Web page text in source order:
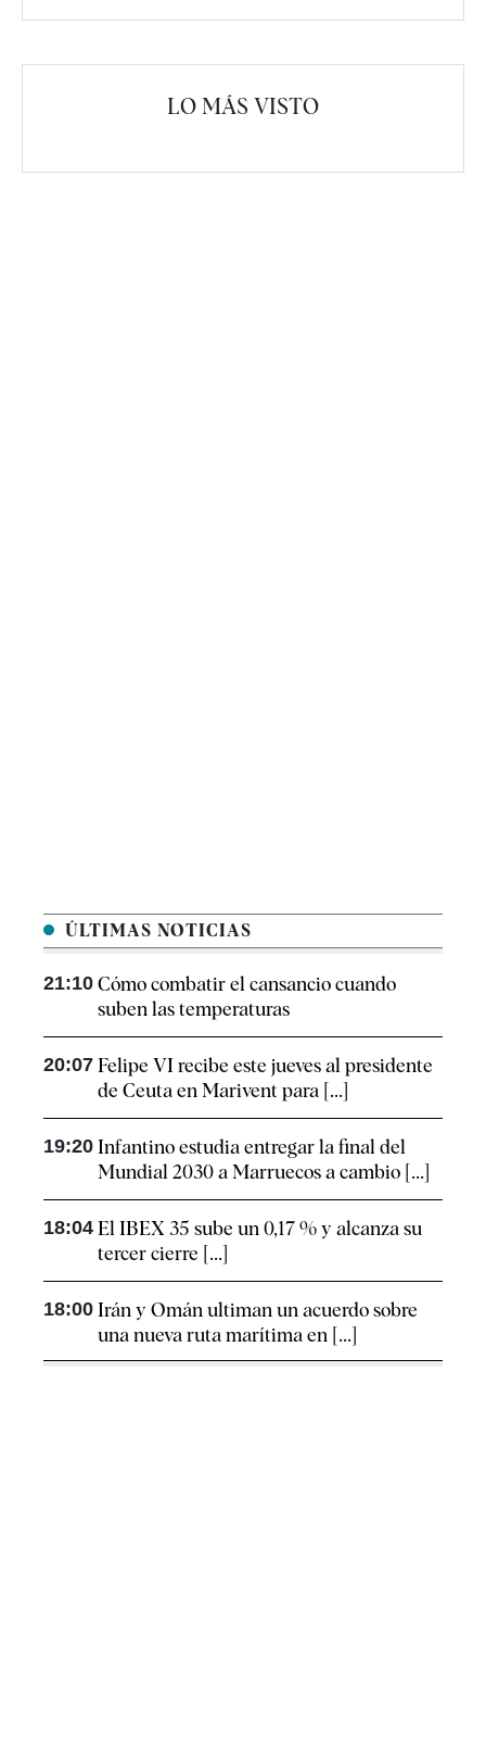
LO MÁS VISTO
ÚLTIMAS NOTICIAS
21:10 Cómo combatir el cansancio​ cuando
suben las temperaturas
20:07 Felipe VI recibe este jueves al presidente
de Ceuta en Marivent para [...]
19:20 Infantino estudia entregar la final del
Mundial 2030 a Marruecos a cambio [...]
18:04 El IBEX 35 sube un 0,17 % y alcanza su
tercer cierre [...]
18:00 Irán y Omán ultiman un acuerdo sobre
una nueva ruta marítima en [...]